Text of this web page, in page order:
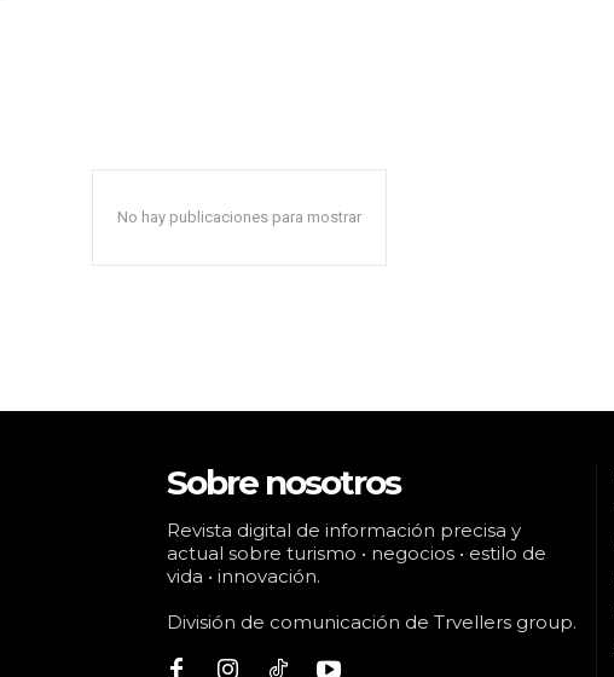
No hay publicaciones para mostrar
Sobre nosotros
Revista digital de información precisa y
actual sobre turismo • negocios • estilo de
vida • innovación.
División de comunicación de Trvellers group.